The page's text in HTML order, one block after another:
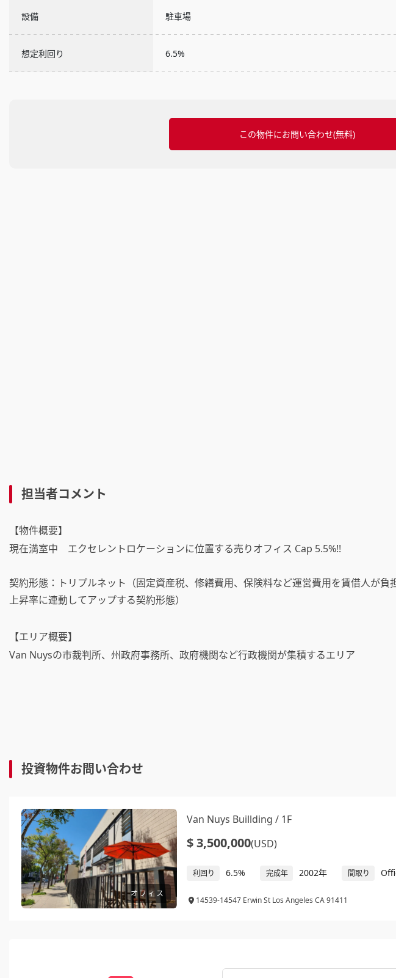
設備 駐車場
想定利回り 6.5%
この物件にお問い合わせ(無料)
担当者コメント
【物件概要】
現在満室中 エクセレントロケーションに位置する売りオフィス Cap 5.5%!!
契約形態：トリプルネット（固定資産税、修繕費用、保険料など運営費用を賃借人が
上昇率に連動してアップする契約形態）
【エリア概要】
Van Nuysの市裁判所、州政府事務所、政府機関など行政機関が集積するエリア
投資物件お問い合わせ
オフィス
Van Nuys Buillding / 1F
$ 3,500,000(USD)
利回り 6.5% 完成年 2002年 間取り
14539-14547 Erwin St Los Angeles CA 91411